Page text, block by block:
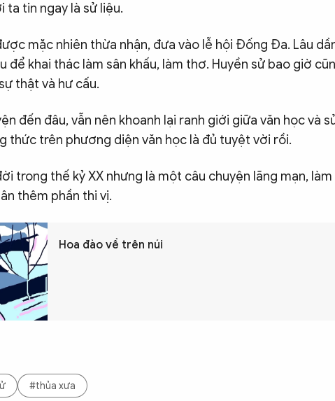
ta tin ngay là sử liệu.
mặc nhiên thừa nhận, đưa vào lễ hội Đống Đa. Lâu
để khai thác làm sân khấu, làm thơ. Huyền sử bao giờ
thật và hư cấu.
đến đâu, vẫn nên khoanh lại ranh giới giữa văn học và
thức trên phương diện văn học là đủ tuyệt vời rồi.
trong thế kỷ XX nhưng là một câu chuyện lãng mạn,
thêm phần thi vị.
Hoa đào về trên núi
#thủa xưa